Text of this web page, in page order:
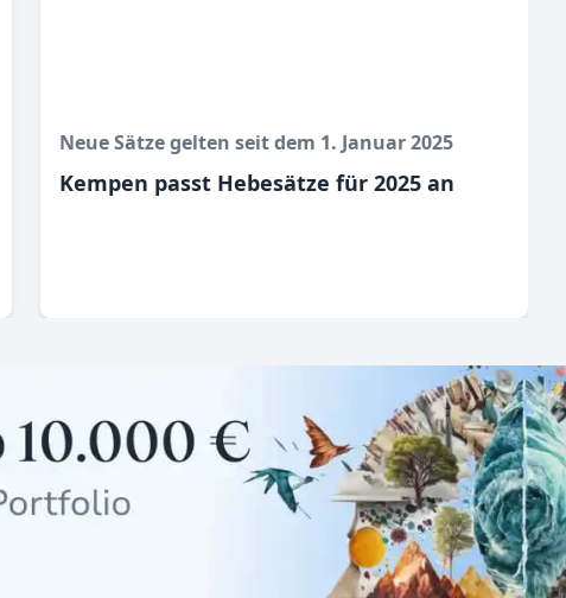
Neue Sätze gelten seit dem 1. Januar 2025
Kempen passt Hebesätze für 2025 an